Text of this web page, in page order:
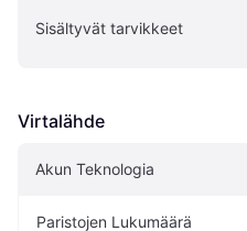
Sisältyvät tarvikkeet
Virtalähde
Akun Teknologia
Paristojen Lukumäärä